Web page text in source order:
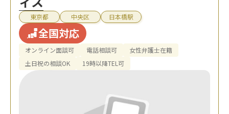
東京都 中央区 日本橋駅
全国対応
オンライン面談可 電話相談可
女性弁護士在籍
土日祝の相談OK
19時以降TEL可